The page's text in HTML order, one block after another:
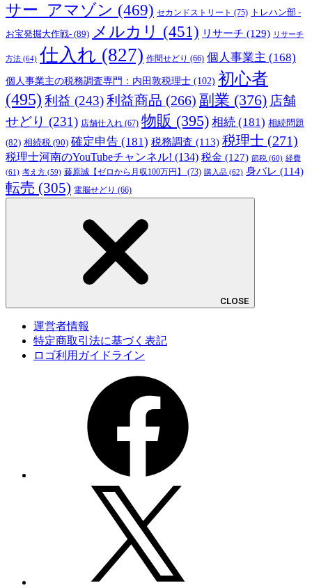
サー_アマゾン (469) セカンドストリート (75) トレハン部 -
お宝発掘大作戦- (89) メルカリ (451) リサーチ (129) リサーチ
方法 (64) 仕入れ (827) 作間せどり (66) 個人事業主 (168)
個人事業主の税務調査専門：内田敦税理士 (102) 初心者
(495) 利益 (243)利益商品 (266) 副業 (376) 店舗
せどり (231) 店舗仕入れ (67) 物販 (395) 相続 (181) 相続問題
(82) 相続税 (90) 確定申告 (181) 税務調査 (113) 税理士 (271)
税理士河南のYouTubeチャンネル! (134) 税金 (127) 節税 (60) 経費
(61) 考え方 (59) 藤原誠【ゼロから月収100万円】 (73) 購入品 (62) 身バレ (114)
転売 (305) 電脳せどり (66)
CLOSE
運営者情報
特定商取引法に基づく表記
ロゴ利用ガイドライン